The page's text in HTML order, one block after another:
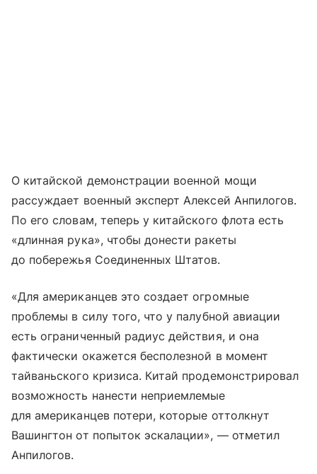
О китайской демонстрации военной мощи
рассуждает военный эксперт Алексей Анпилогов.
По его словам, теперь у китайского флота есть
«длинная рука», чтобы донести ракеты
до побережья Соединенных Штатов.
«Для американцев это создает огромные
проблемы в силу того, что у палубной авиации
есть ограниченный радиус действия, и она
фактически окажется бесполезной в момент
тайваньского кризиса. Китай продемонстрировал
возможность нанести неприемлемые
для американцев потери, которые оттолкнут
Вашингтон от попыток эскалации», — отметил
Анпилогов.